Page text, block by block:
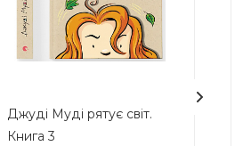
Джуді Муді рятує світ.
Книга 3
7